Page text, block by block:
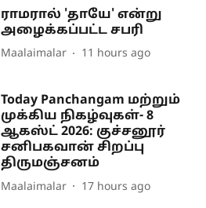
ராமரால் 'தாயே' என்று
அழைக்கப்பட்ட சபரி
Maalaimalar 11 hours ago
Today Panchangam மற்றும்
முக்கிய நிகழ்வுகள்- 8
ஆகஸ்ட் 2026: குச்சனூர்
சனிபகவான் சிறப்பு
திருமஞ்சனம்
Maalaimalar 17 hours ago